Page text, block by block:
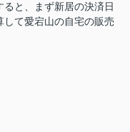
と、まず新居の決済日
して愛宕山の自宅の販売